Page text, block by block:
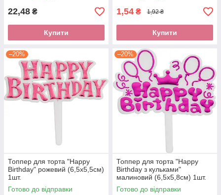
22,48 ₴
Купити
1,54 ₴ 1,92 ₴
Купити
–20%
Топпер для торта "Happy
Birthday" рожевий (6,5х5,5см)
1шт.
Готово до відправки
–20%
Топпер для торта "Happy
Birthday з кульками"
малиновий (6,5х5,8см) 1шт.
Готово до відправки